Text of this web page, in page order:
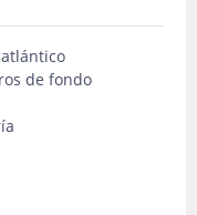
de fondo